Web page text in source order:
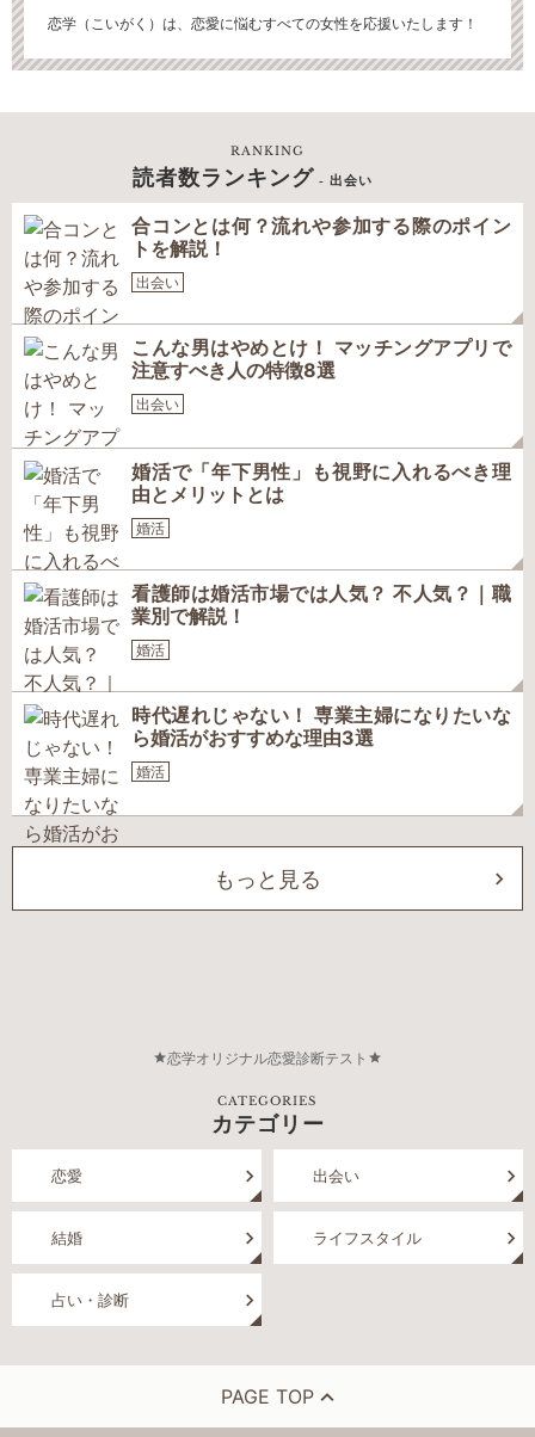
恋学（こいがく）は、恋愛に悩むすべての女性を応援いたします！
RANKING
読者数ランキング - 出会い
合コンとは何？流れや参加する際のポイン
トを解説！
出会い
こんな男はやめとけ！ マッチングアプリで
注意すべき人の特徴8選
出会い
婚活で「年下男性」も視野に入れるべき理
由とメリットとは
婚活
看護師は婚活市場では人気？ 不人気？｜職
業別で解説！
婚活
時代遅れじゃない！ 専業主婦になりたいな
ら婚活がおすすめな理由3選
婚活
もっと見る
恋学オリジナル恋愛診断テスト
CATEGORIES
カテゴリー
恋愛 出会い
結婚 ライフスタイル
占い・診断
PAGE TOP